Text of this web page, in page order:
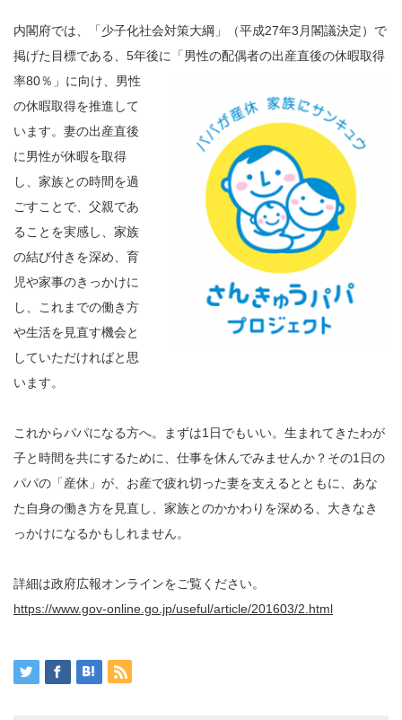
内閣府では、「少子化社会対策大綱」（平成27年3月閣議決定）で
掲げた目標である、5年後に「男性の配偶者の出産直後の休暇取得
率80％」に向け、男性
の休暇取得を推進して
います。妻の出産直後
に男性が休暇を取得
し、家族との時間を過
ごすことで、父親であ
ることを実感し、家族
の結び付きを深め、育
児や家事のきっかけに
し、これまでの働き方
や生活を見直す機会と
していただければと思
います。
これからパパになる方へ。まずは1日でもいい。生まれてきたわが
子と時間を共にするために、仕事を休んでみませんか？その1日の
パパの「産休」が、お産で疲れ切った妻を支えるとともに、あな
た自身の働き方を見直し、家族とのかかわりを深める、大きなき
っかけになるかもしれません。
詳細は政府広報オンラインをご覧ください。
https://www.gov-online.go.jp/useful/article/201603/2.html